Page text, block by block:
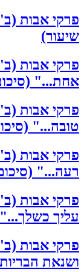
פרקי אבות
שיעור)
פרקי אבות
אחת..."
פרקי אבות
טובה..."
פרקי אבות
רעה..."
פרקי אבות
עליך
פרקי אבות
ושנאת